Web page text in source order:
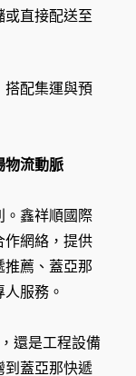
或直接配送至
搭配集運與預
物流動脈
。鑫祥順國際
作網絡，提供
推薦、蓋亞那
服務。
還是工程設備
到蓋亞那快遞